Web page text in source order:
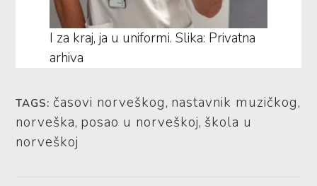
I za kraj, ja u uniformi. Slika: Privatna
arhiva
TAGS: časovi norveškog, nastavnik muzičkog,
norveška, posao u norveškoj, škola u
norveškoj